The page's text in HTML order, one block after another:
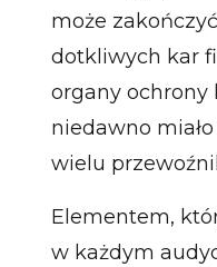
może
dotkliwych kar
organy ochrony
niedawno
wielu
Elementem,
w każdym